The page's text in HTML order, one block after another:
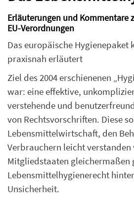
Erläuterungen und Kommentare
EU-Verordnungen
Das europäische Hygienepaket
praxisnah erläutert
Ziel des 2004 erschienenen
war: eine effektive,
verstehende und
von Rechtsvorschriften. Diese
Lebensmittelwirtschaft, den
Verbrauchern leicht
Mitgliedstaaten gleichermaßen
Lebensmittelhygienerecht
Unsicherheit.